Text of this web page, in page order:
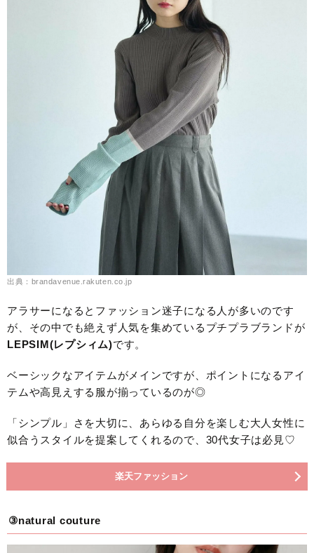
出典：brandavenue.rakuten.co.jp
アラサーになるとファッション迷子になる人が多いのです
が、その中でも絶えず人気を集めているプチプラブランドが
LEPSIM(レプシィム)です。
ベーシックなアイテムがメインですが、ポイントになるアイ
テムや高見えする服が揃っているのが◎
「シンプル」さを大切に、あらゆる自分を楽しむ大人女性に
似合うスタイルを提案してくれるので、30代女子は必見♡
楽天ファッション
③natural couture